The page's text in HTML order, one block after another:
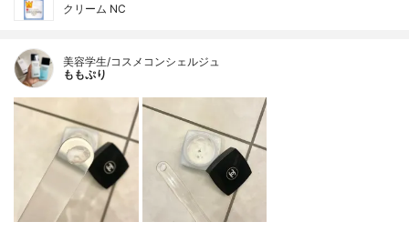
クリーム NC
美容学生/コスメコンシェルジュ
ももぷり